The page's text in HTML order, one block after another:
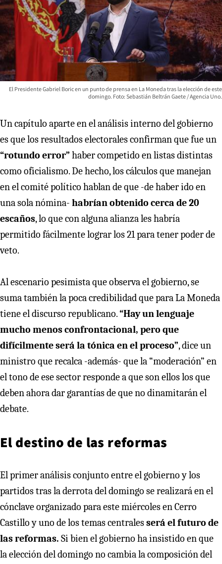
El Presidente Gabriel Boric en un punto de prensa en La Moneda tras la elección de este
domingo. Foto: Sebastián Beltrán Gaete / Agencia Uno.
Un capítulo aparte en el análisis interno del gobierno
es que los resultados electorales confirman que fue un
“rotundo error” haber competido en listas distintas
como oficialismo. De hecho, los cálculos que manejan
en el comité político hablan de que -de haber ido en
una sola nómina- habrían obtenido cerca de 20
escaños, lo que con alguna alianza les habría
permitido fácilmente lograr los 21 para tener poder de
veto.
Al escenario pesimista que observa el gobierno, se
suma también la poca credibilidad que para La Moneda
tiene el discurso republicano.“Hay un lenguaje
mucho menos confrontacional, pero que
difícilmente será la tónica en el proceso”, dice un
ministro que recalca -además- que la “moderación” en
el tono de ese sector responde a que son ellos los que
deben ahora dar garantías de que no dinamitarán el
debate.
El destino de las reformas
El primer análisis conjunto entre el gobierno y los
partidos tras la derrota del domingo se realizará en el
cónclave organizado para este miércoles en Cerro
Castillo y uno de los temas centralesserá el futuro de
las reformas. Si bien el gobierno ha insistido en que
la elección del domingo no cambia la composición del